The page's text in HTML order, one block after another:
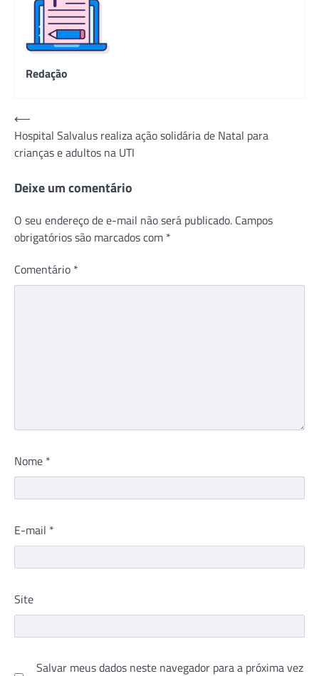
Redação
Navegação
de
Post
⟵
Hospital Salvalus realiza ação solidária de Natal para
crianças e adultos na UTI
Deixe um comentário
O seu endereço de e-mail não será publicado. Campos
obrigatórios são marcados com *
Comentário *
Nome *
E-mail *
Site
Salvar meus dados neste navegador para a próxima vez